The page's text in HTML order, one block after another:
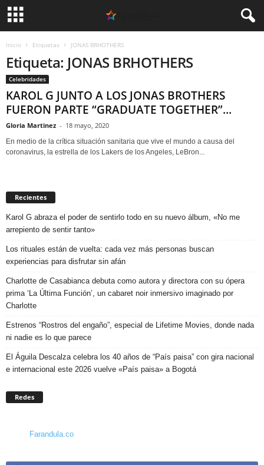
Inicio Etiquetas JONAS BRHOTHERS
Etiqueta: JONAS BRHOTHERS
Celebridades
KAROL G JUNTO A LOS JONAS BROTHERS
FUERON PARTE “GRADUATE TOGETHER”...
Gloria Martinez - 18 mayo, 2020
En medio de la crítica situación sanitaria que vive el mundo a causa del
coronavirus, la estrella de los Lakers de los Angeles, LeBron...
Recientes
Karol G abraza el poder de sentirlo todo en su nuevo álbum, «No me
arrepiento de sentir tanto»
Los rituales están de vuelta: cada vez más personas buscan
experiencias para disfrutar sin afán
Charlotte de Casabianca debuta como autora y directora con su ópera
prima ‘La Última Función’, un cabaret noir inmersivo imaginado por
Charlotte
Estrenos “Rostros del engaño”, especial de Lifetime Movies, donde nada
ni nadie es lo que parece
El Águila Descalza celebra los 40 años de “País paisa” con gira nacional
e internacional este 2026 vuelve «País paisa» a Bogotá
Redes
Farandula.co